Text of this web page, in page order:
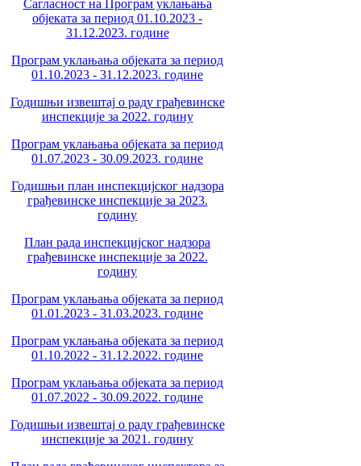
Сагласност на Програм уклањања
објеката за период 01.10.2023 -
31.12.2023. године
Програм уклањања објеката за период
01.10.2023 - 31.12.2023. године
Годишњи извештај о раду грађевинске
инспекције за 2022. годину
Програм уклањања објеката за период
01.07.2023 - 30.09.2023. године
Годишњи план инспекцијског надзора
грађевинске инспекције за 2023.
годину
План рада инспекцијског надзора
грађевинске инспекције за 2022.
годину
Програм уклањања објеката за период
01.01.2023 - 31.03.2023. године
Програм уклањања објеката за период
01.10.2022 - 31.12.2022. године
Програм уклањања објеката за период
01.07.2022 - 30.09.2022. године
Годишњи извештај о раду грађевинске
инспекције за 2021. годину